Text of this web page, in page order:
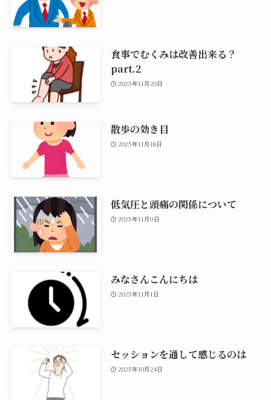
食事でむくみは改善出来る？
part.2
2025年11月20日
散歩の効き目
2025年11月18日
低気圧と頭痛の関係について
2025年11月9日
みなさんこんにちは
2025年11月1日
セッションを通して感じるのは
2025年10月24日